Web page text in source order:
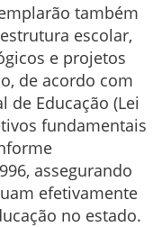
também
escolar,
e projetos
de acordo com
de Educação (Lei
fundamentais
assegurando
efetivamente
no estado.